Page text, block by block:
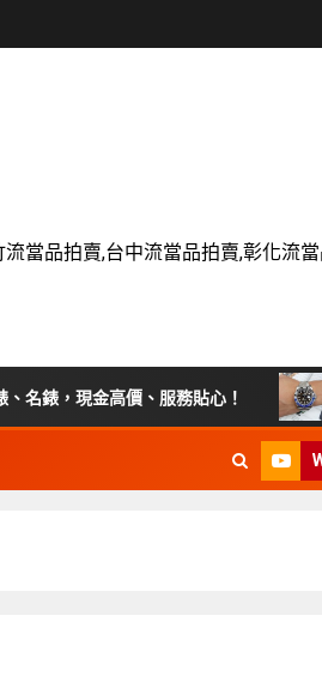
當品拍賣,台中流當品拍賣,彰化流
現金高價、服務貼心！ 台